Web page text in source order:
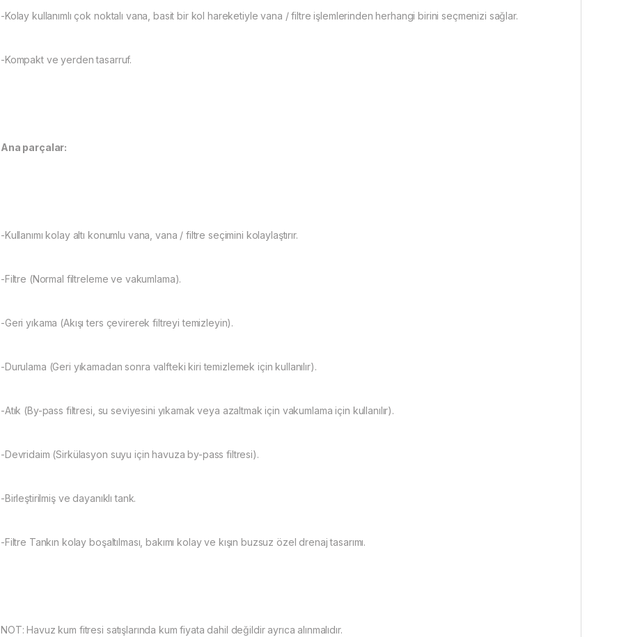
-Kolay kullanımlı çok noktalı vana, basit bir kol hareketiyle vana / filtre işlemlerinden herhangi birini seçmenizi sağlar.
-Kompakt ve yerden tasarruf.
Ana parçalar:
-Kullanımı kolay altı konumlu vana, vana / filtre seçimini kolaylaştırır.
-Filtre (Normal filtreleme ve vakumlama).
-Geri yıkama (Akışı ters çevirerek filtreyi temizleyin).
-Durulama (Geri yıkamadan sonra valfteki kiri temizlemek için kullanılır).
-Atık (By-pass filtresi, su seviyesini yıkamak veya azaltmak için vakumlama için kullanılır).
-Devridaim (Sirkülasyon suyu için havuza by-pass filtresi).
-Birleştirilmiş ve dayanıklı tank.
-Filtre Tankın kolay boşaltılması, bakımı kolay ve kışın buzsuz özel drenaj tasarımı.
NOT: Havuz kum fitresi satışlarında kum fiyata dahil değildir ayrıca alınmalıdır.